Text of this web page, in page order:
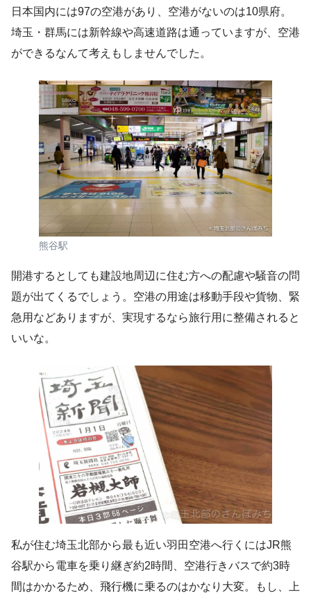
日本国内には97の空港があり、空港がないのは10県府。
埼玉・群馬には新幹線や高速道路は通っていますが、空港
ができるなんて考えもしませんでした。
熊谷駅
開港するとしても建設地周辺に住む方への配慮や騒音の問
題が出てくるでしょう。空港の用途は移動手段や貨物、緊
急用などありますが、実現するなら旅行用に整備されると
いいな。
私が住む埼玉北部から最も近い羽田空港へ行くにはJR熊
谷駅から電車を乗り継ぎ約2時間、空港行きバスで約3時
間はかかるため、飛行機に乗るのはかなり大変。もし、上